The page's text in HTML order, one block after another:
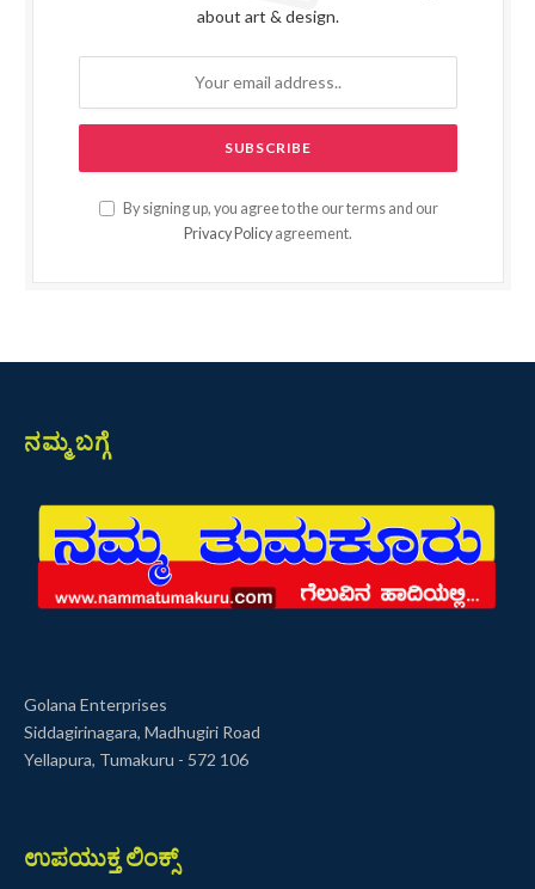
about art & design.
By signing up, you agree to the our terms and our
Privacy Policy agreement.
ನಮ್ಮ ಬಗ್ಗೆ
Golana Enterprises
Siddagirinagara, Madhugiri Road
Yellapura, Tumakuru - 572 106
ಉಪಯುಕ್ತ ಲಿಂಕ್ಸ್